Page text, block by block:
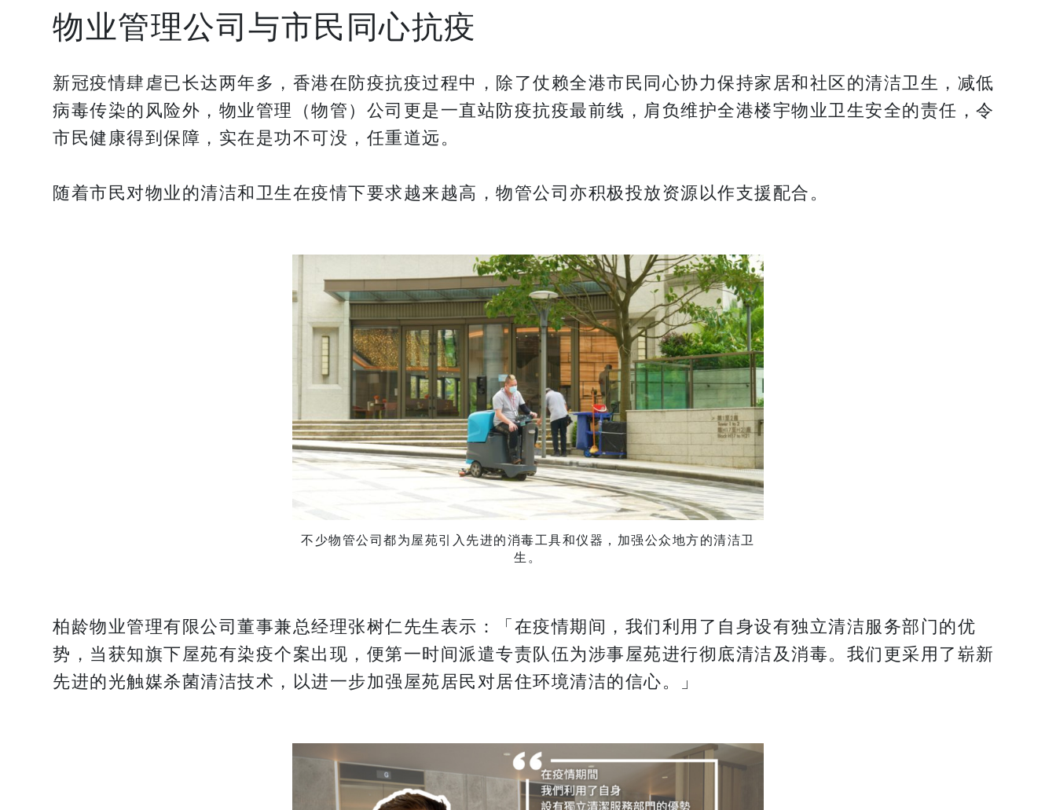
物业管理公司与市民同心抗疫
新冠疫情肆虐已长达两年多，香港在防疫抗疫过程中，除了仗赖全港市民同心协力保持家居和社区的清洁卫生，减低
病毒传染的风险外，物业管理（物管）公司更是一直站防疫抗疫最前线，肩负维护全港楼宇物业卫生安全的责任，令
市民健康得到保障，实在是功不可没，任重道远。
随着市民对物业的清洁和卫生在疫情下要求越来越高，物管公司亦积极投放资源以作支援配合。
不少物管公司都为屋苑引入先进的消毒工具和仪器，加强公众地方的清洁卫
生。
柏龄物业管理有限公司董事兼总经理张树仁先生表示：「在疫情期间，我们利用了自身设有独立清洁服务部门的优
势，当获知旗下屋苑有染疫个案出现，便第一时间派遣专责队伍为涉事屋苑进行彻底清洁及消毒。我们更采用了崭新
先进的光触媒杀菌清洁技术，以进一步加强屋苑居民对居住环境清洁的信心。」